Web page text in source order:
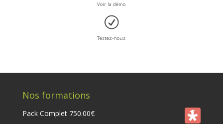
Voir la démo
Testez-nous
Nos formations
Pack Complet 750.00€